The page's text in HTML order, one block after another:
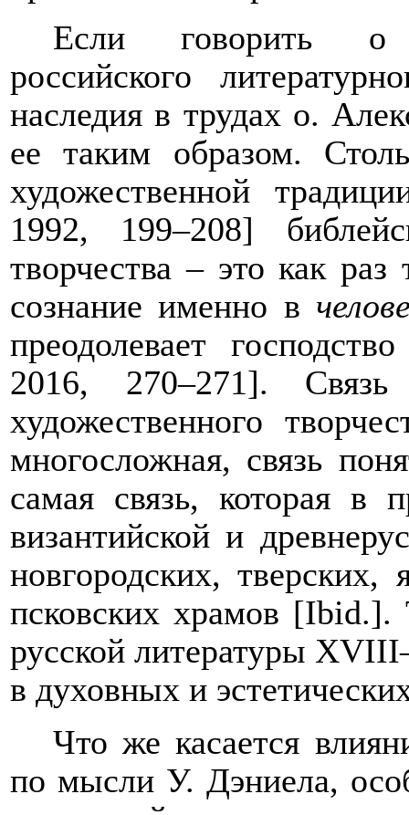
Если говорить о
российского
наследия в трудах о.
ее таким образом.
художественной
1992, 199–208]
творчества – это как
сознание именно в
преодолевает
2016, 270–271].
художественного
многосложная, связь
самая связь, которая в
византийской и
новгородских, тверских,
псковских храмов [Ibid.].
русской литературы XVIII
в духовных и
Что же касается
по мысли У. Дэниела,